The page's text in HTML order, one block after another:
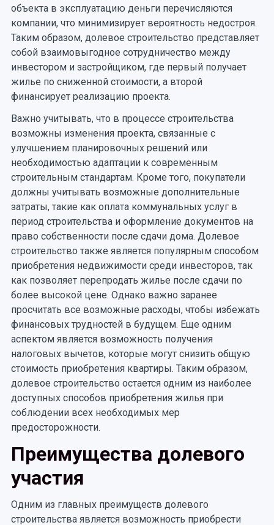
объекта в эксплуатацию деньги перечисляются
компании, что минимизирует вероятность недостроя.
Таким образом, долевое строительство представляет
собой взаимовыгодное сотрудничество между
инвестором и застройщиком, где первый получает
жилье по сниженной стоимости, а второй
финансирует реализацию проекта.
Важно учитывать, что в процессе строительства
возможны изменения проекта, связанные с
улучшением планировочных решений или
необходимостью адаптации к современным
строительным стандартам. Кроме того, покупатели
должны учитывать возможные дополнительные
затраты, такие как оплата коммунальных услуг в
период строительства и оформление документов на
право собственности после сдачи дома. Долевое
строительство также является популярным способом
приобретения недвижимости среди инвесторов, так
как позволяет перепродать жилье после сдачи по
более высокой цене. Однако важно заранее
просчитать все возможные расходы, чтобы избежать
финансовых трудностей в будущем. Еще одним
аспектом является возможность получения
налоговых вычетов, которые могут снизить общую
стоимость приобретения квартиры. Таким образом,
долевое строительство остается одним из наиболее
доступных способов приобретения жилья при
соблюдении всех необходимых мер
предосторожности.
Преимущества долевого
участия
Одним из главных преимуществ долевого
строительства является возможность приобрести